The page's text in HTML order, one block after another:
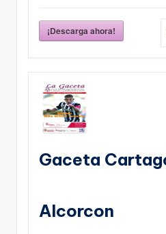
¡Descarga ahora!
Gaceta
Alcorcon